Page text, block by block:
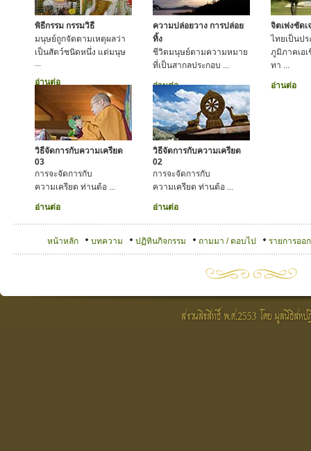
พิธีกรรม กรรมวิธี
มนุษย์ถูกจัดตามเหตุผลว่า
เป็นสัตว์ชนิดหนึ่ง แต่มนุษ
...
อ่านต่อ
ความปล่อยวาง การปล่อย
ทิ้ง
ชีวิตมนุษย์ตามความหมาย
ที่เป็นสากลประกอบ ...
อ่านต่อ
จิตเพ่งชัด
ไทยเป็นปร
ภูมิภาคเอ
ทา ...
อ่านต่อ
วิธีจัดการกับความเครียด
03
การจะจัดการกับ
ความเครียด ท่านต้อ ...
อ่านต่อ
วิธีจัดการกับความเครียด
02
การจะจัดการกับ
ความเครียด ท่านต้อ ...
อ่านต่อ
หน้าหลัก บทความ ปฏิทินกิจกรรม ถามมา / ตอบไป รายการออ